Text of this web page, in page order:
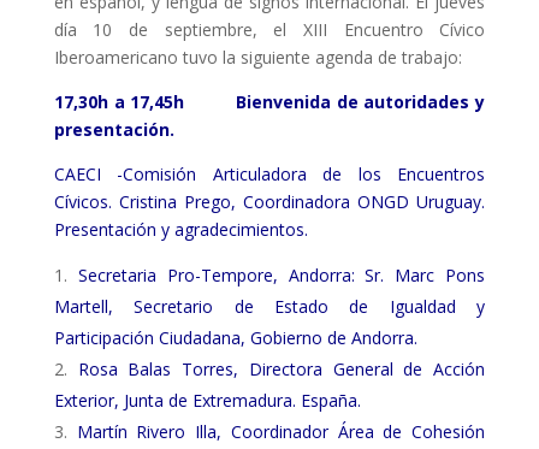
día 10 de septiembre, el XIII Encuentro Cívico
Iberoamericano tuvo la siguiente agenda de trabajo:
17,30h a 17,45h
Bienvenida de autoridades y
presentación.
CAECI -Comisión Articuladora de los Encuentros
Cívicos. Cristina Prego, Coordinadora ONGD Uruguay.
Presentación y agradecimientos.
Secretaria Pro-Tempore, Andorra: Sr. Marc Pons
Martell, Secretario de Estado de Igualdad y
Participación Ciudadana, Gobierno de Andorra.
Rosa Balas Torres, Directora General de Acción
Exterior, Junta de Extremadura. España.
Martín Rivero Illa, Coordinador Área de Cohesión
Memòria d'activitats
Proposta educativa
ACTUALITAT
Notícies
Butlletins
Fundesplai als mitjans
Xarxes socials
COL·LABORA